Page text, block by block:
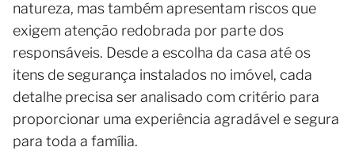
natureza, mas também apresentam riscos que
exigem atenção redobrada por parte dos
responsáveis. Desde a escolha da casa até os
itens de segurança instalados no imóvel, cada
detalhe precisa ser analisado com critério para
proporcionar uma experiência agradável e segura
para toda a família.